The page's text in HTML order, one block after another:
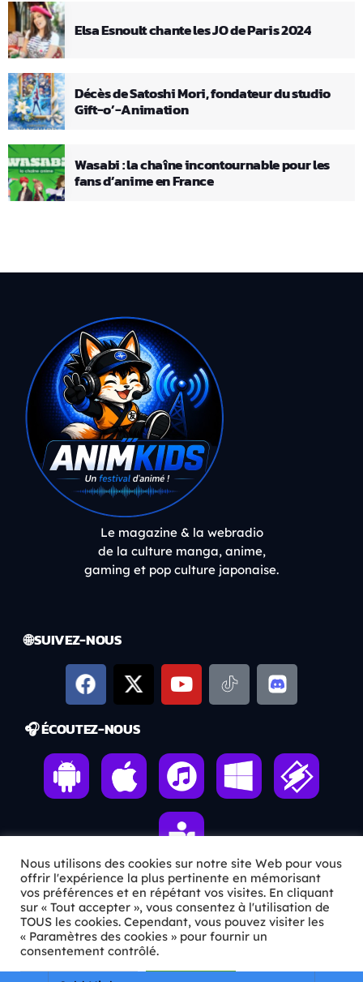
Elsa Esnoult chante les JO de Paris 2024
Décès de Satoshi Mori, fondateur du studio
Gift-o’-Animation
Wasabi : la chaîne incontournable pour les
fans d’anime en France
Le magazine & la webradio
de la culture manga, anime,
gaming et pop culture japonaise.
🌐 SUIVEZ-NOUS
🎧 ÉCOUTEZ-NOUS
ℹ️ INFOS PRATIQUES
✉️Contact
🦊Qui sommes-nous ?
Nous utilisons des cookies sur notre site Web pour vous
offrir l'expérience la plus pertinente en mémorisant
vos préférences et en répétant vos visites. En cliquant
sur « Tout accepter », vous consentez à l'utilisation de
TOUS les cookies. Cependant, vous pouvez visiter les
« Paramètres des cookies » pour fournir un
consentement contrôlé.